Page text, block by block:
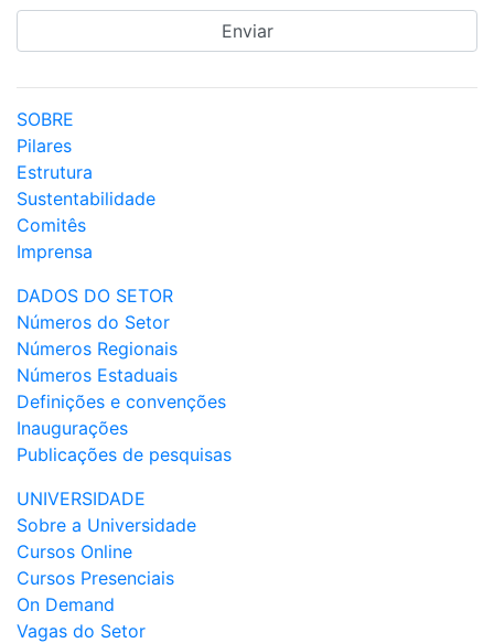
SOBRE
Pilares
Estrutura
Sustentabilidade
Comitês
Imprensa
DADOS DO SETOR
Números do Setor
Números Regionais
Números Estaduais
Definições e convenções
Inaugurações
Publicações de pesquisas
UNIVERSIDADE
Sobre a Universidade
Cursos Online
Cursos Presenciais
On Demand
Vagas do Setor